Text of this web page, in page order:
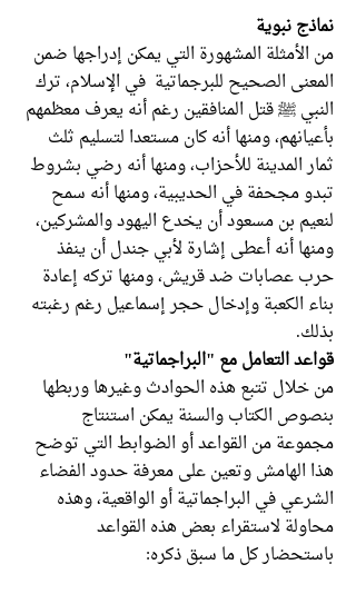
نماذج نبوية
من الأمثلة المشهورة التي يمكن إدراجها ضمن
المعنى الصحيح للبرجماتية في الإسلام، ترك
النبي ﷺ قتل المنافقين رغم أنه يعرف معظمهم
بأعيانهم، ومنها أنه كان مستعدا لتسليم ثلث
ثمار المدينة للأحزاب، ومنها أنه رضي بشروط
تبدو مجحفة في الحديبية، ومنها أنه سمح
لنعيم بن مسعود أن يخدع اليهود والمشركين،
ومنها أنه أعطى إشارة لأبي جندل أن ينفذ
حرب عصابات ضد قريش، ومنها تركه إعادة
بناء الكعبة وإدخال حجر إسماعيل رغم رغبته
بذلك.
قواعد التعامل مع "البراجماتية"
من خلال تتبع هذه الحوادث وغيرها وربطها
بنصوص الكتاب والسنة يمكن استنتاج
مجموعة من القواعد أو الضوابط التي توضح
هذا الهامش وتعين على معرفة حدود الفضاء
الشرعي في البراجماتية أو الواقعية، وهذه
محاولة لاستقراء بعض هذه القواعد
باستحضار كل ما سبق ذكره: